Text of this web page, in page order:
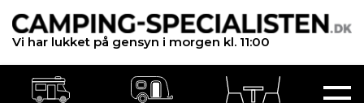
Vi har lukket på gensyn i morgen kl. 11:00